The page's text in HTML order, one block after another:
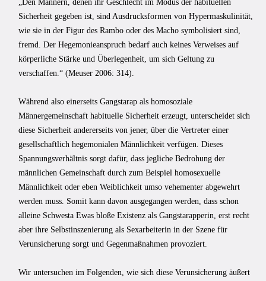
„Den Männern, denen ihr Geschlecht im Modus der habituellen
Sicherheit gegeben ist, sind Ausdrucksformen von Hypermaskulinität,
wie sie in der Figur des Rambo oder des Macho symbolisiert sind,
fremd. Der Hegemonieanspruch bedarf auch keines Verweises auf
körperliche Stärke und Überlegenheit, um sich Geltung zu
verschaffen.“ (Meuser 2006: 314).
Während also einerseits Gangstarap als homosoziale
Männergemeinschaft habituelle Sicherheit erzeugt, unterscheidet sich
diese Sicherheit andererseits von jener, über die Vertreter einer
gesellschaftlich hegemonialen Männlichkeit verfügen. Dieses
Spannungsverhältnis sorgt dafür, dass jegliche Bedrohung der
männlichen Gemeinschaft durch zum Beispiel homosexuelle
Männlichkeit oder eben Weiblichkeit umso vehementer abgewehrt
werden muss. Somit kann davon ausgegangen werden, dass schon
alleine Schwesta Ewas bloße Existenz als Gangstarapperin, erst recht
aber ihre Selbstinszenierung als Sexarbeiterin in der Szene für
Verunsicherung sorgt und Gegenmaßnahmen provoziert.
Wir untersuchen im Folgenden, wie sich diese Verunsicherung äußert